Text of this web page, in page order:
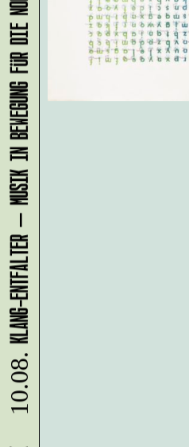
10.08.
KLANG-ENTFALTER – MUSIK IN BEWEGUNG FÜR DIE NORDSTADT